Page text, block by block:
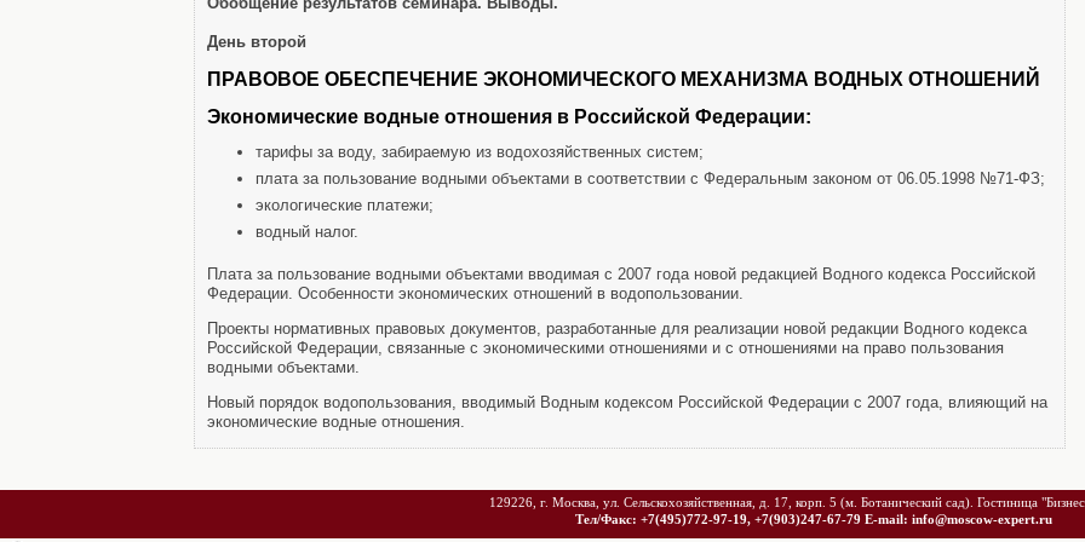
День второй
ПРАВОВОЕ ОБЕСПЕЧЕНИЕ ЭКОНОМИЧЕСКОГО МЕХАНИЗМА ВОДНЫХ ОТНОШЕНИЙ
Экономические водные отношения в Российской Федерации:
тарифы за воду, забираемую из водохозяйственных систем;
плата за пользование водными объектами в соответствии с Федеральным законом от 06.05.1998 №71-ФЗ;
экологические платежи;
водный налог.
Плата за пользование водными объектами вводимая с 2007 года новой редакцией Водного кодекса Российской
Федерации. Особенности экономических отношений в водопользовании.
Проекты нормативных правовых документов, разработанные для реализации новой редакции Водного кодекса
Российской Федерации, связанные с экономическими отношениями и с отношениями на право пользования
водными объектами.
Новый порядок водопользования, вводимый Водным кодексом Российской Федерации с 2007 года, влияющий на
экономические водные отношения.
129226, г. Москва, ул. Сельскохозяйственная, д. 17, корп. 5 (м. Ботанический сад). Гостиница
Тел/Факс: +7(495)772-97-19, +7(903)247-67-79 E-mail: info@moscow-expert.ru